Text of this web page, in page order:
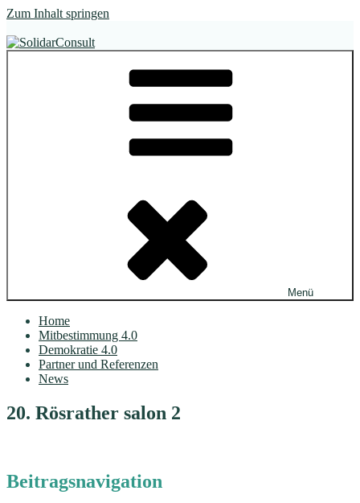
Zum Inhalt springen
Menü
Home
Mitbestimmung 4.0
Demokratie 4.0
Partner und Referenzen
News
20. Rösrather salon 2
Beitragsnavigation